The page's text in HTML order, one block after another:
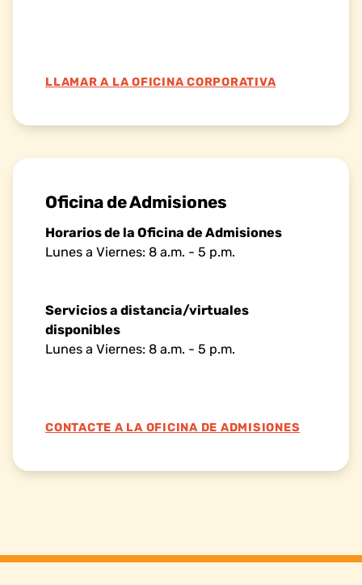
LLAMAR A LA OFICINA CORPORATIVA
Oficina de Admisiones
Horarios de la Oficina de Admisiones
Lunes a Viernes: 8 a.m. - 5 p.m.
Servicios a distancia/virtuales
disponibles
Lunes a Viernes: 8 a.m. - 5 p.m.
CONTACTE A LA OFICINA DE ADMISIONES